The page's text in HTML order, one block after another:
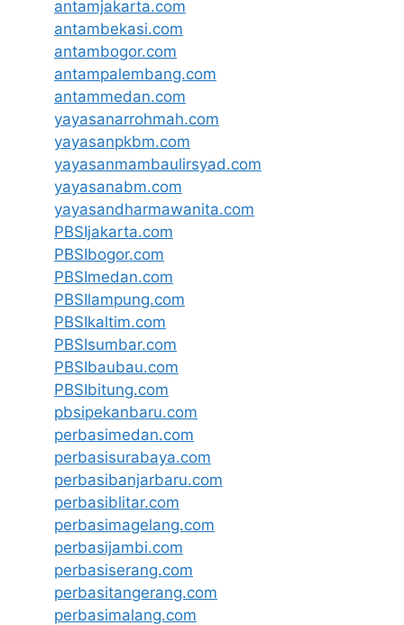
antamjakarta.com
antambekasi.com
antambogor.com
antampalembang.com
antammedan.com
yayasanarrohmah.com
yayasanpkbm.com
yayasanmambaulirsyad.com
yayasanabm.com
yayasandharmawanita.com
PBSIjakarta.com
PBSIbogor.com
PBSImedan.com
PBSIlampung.com
PBSIkaltim.com
PBSIsumbar.com
PBSIbaubau.com
PBSIbitung.com
pbsipekanbaru.com
perbasimedan.com
perbasisurabaya.com
perbasibanjarbaru.com
perbasiblitar.com
perbasimagelang.com
perbasijambi.com
perbasiserang.com
perbasitangerang.com
perbasimalang.com